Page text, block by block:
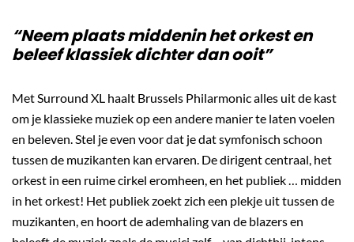
“Neem plaats middenin het orkest en
beleef klassiek dichter dan ooit”
Met Surround XL haalt Brussels Philarmonic alles uit de kast
om je klassieke muziek op een andere manier te laten voelen
en beleven. Stel je even voor dat je dat symfonisch schoon
tussen de muzikanten kan ervaren. De dirigent centraal, het
orkest in een ruime cirkel eromheen, en het publiek … midden
in het orkest! Het publiek zoekt zich een plekje uit tussen de
muzikanten, en hoort de ademhaling van de blazers en